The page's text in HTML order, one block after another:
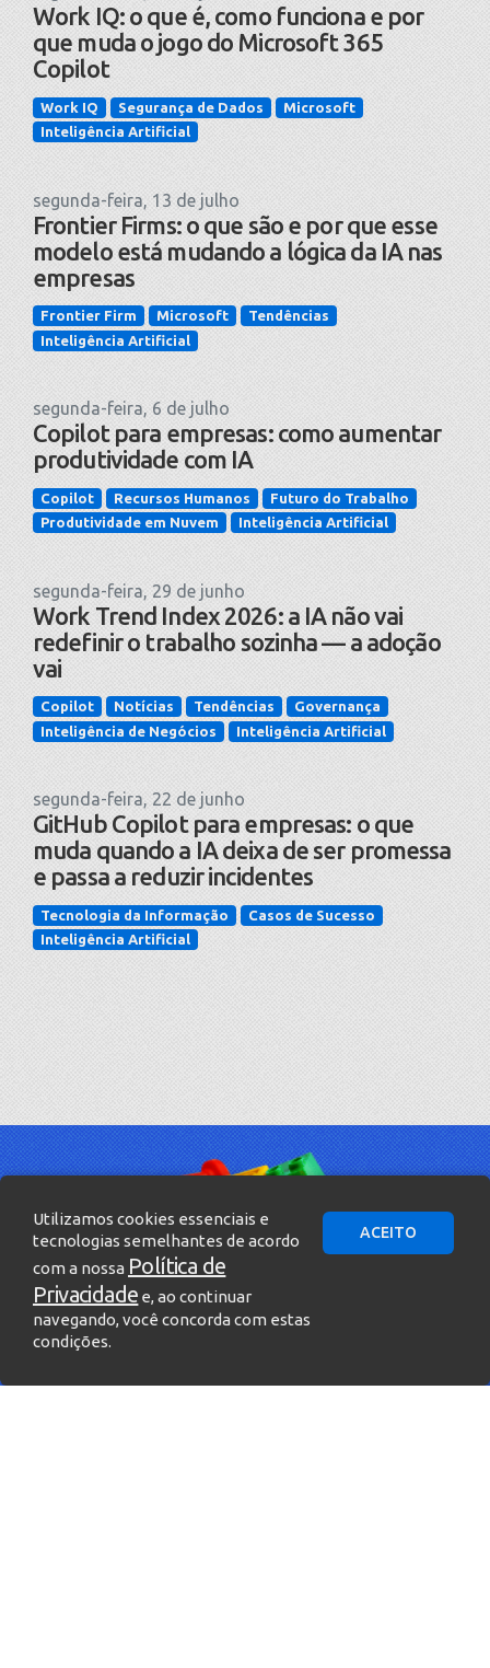
Work IQ: o que é, como funciona e por
que muda o jogo do Microsoft 365
Copilot
Work IQ Segurança de Dados
Microsoft
Inteligência Artificial
segunda-feira, 13 de julho
Frontier Firms: o que são e por que esse
modelo está mudando a lógica da IA nas
empresas
Frontier Firm Microsoft
Tendências
Inteligência Artificial
segunda-feira, 6 de julho
Copilot para empresas: como aumentar
produtividade com IA
Copilot Recursos Humanos
Futuro do Trabalho
Produtividade em Nuvem
Inteligência Artificial
segunda-feira, 29 de junho
Work Trend Index 2026: a IA não vai
redefinir o trabalho sozinha — a adoção
vai
Copilot Notícias Tendências
Governança
Inteligência de Negócios
Inteligência Artificial
segunda-feira, 22 de junho
GitHub Copilot para empresas: o que
muda quando a IA deixa de ser promessa
e passa a reduzir incidentes
Tecnologia da Informação
Casos de Sucesso
Inteligência Artificial
Utilizamos cookies essenciais e
tecnologias semelhantes de acordo
com a nossa Política de
Privacidade e, ao continuar
navegando, você concorda com estas
condições.
ACEITO